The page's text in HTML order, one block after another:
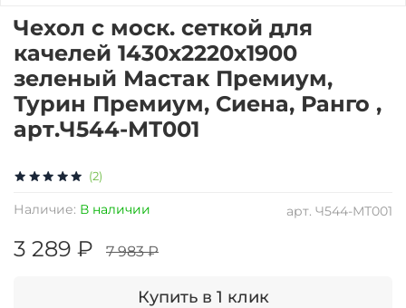
(2)
арт. Ч544-МТ001
Наличие: В наличии
Чехол с моск. сеткой для
качелей 1430х2220х1900
зеленый Мастак Премиум,
Турин Премиум, Сиена, Ранго ,
арт.Ч544-МТ001
3 289 ₽ 7 983 ₽
Купить в 1 клик